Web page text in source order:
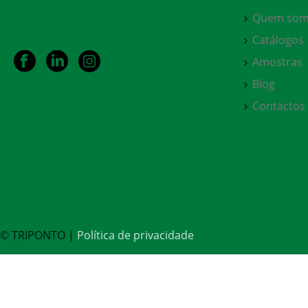
Quem
Catálogos
Amostras
Blog
Contactos
© TRIPONTO | Política de privacidade